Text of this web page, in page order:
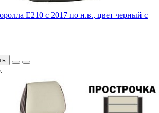
Е210 с 2017 по н.в., цвет черный с